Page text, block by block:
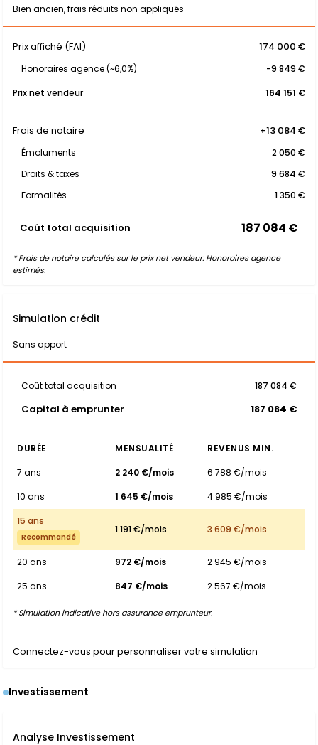
Bien ancien, frais réduits non appliqués
Prix affiché (FAI) 174 000 €
Honoraires agence (~6,0%)
-9 849 €
Prix net vendeur
164 151 €
Frais de notaire +13 084 €
Émoluments
2 050 €
Droits & taxes
9 684 €
Formalités
1 350 €
Coût total acquisition 187 084 €
* Frais de notaire calculés sur le prix net vendeur. Honoraires agence
estimés.
Simulation crédit
Sans apport
Coût total acquisition 187 084 €
Capital à emprunter 187 084 €
DURÉE MENSUALITÉ
REVENUS MIN.
7 ans
2 240 €/mois
6 788 €/mois
10 ans
1 645 €/mois
4 985 €/mois
15 ans
Recommandé
1 191 €/mois 3 609 €/mois
20 ans 972 €/mois
2 945 €/mois
25 ans
847 €/mois 2 567 €/mois
* Simulation indicative hors assurance emprunteur.
Connectez-vous pour personnaliser votre simulation
Investissement
Analyse Investissement